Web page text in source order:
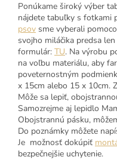
Ponúkame široký výber
nájdete tabuľky s fotkami
psov sme vyberali
svojho miláčika predsa
formulár: TU. Na výrobu
na voľbu materiálu, aby
poveternostným
x 15cm alebo 15 x 10cm.
Môže sa lepiť,
Samozrejme aj lepidlo
Obojstrannú pásku,
Do poznámky môžete
Je možnosť dokúpiť
bezpečnejšie uchytenie.